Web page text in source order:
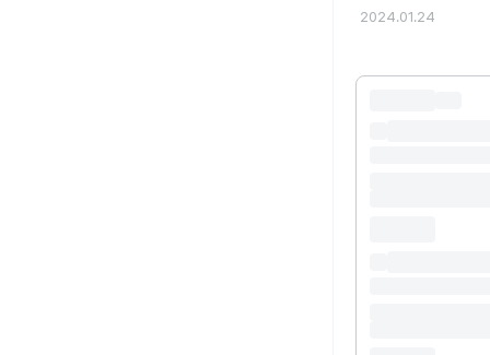
2024.01.24